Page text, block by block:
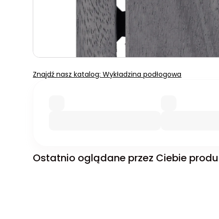
Znajdź nasz katalog: Wykładzina podłogowa
Ostatnio oglądane przez Ciebie